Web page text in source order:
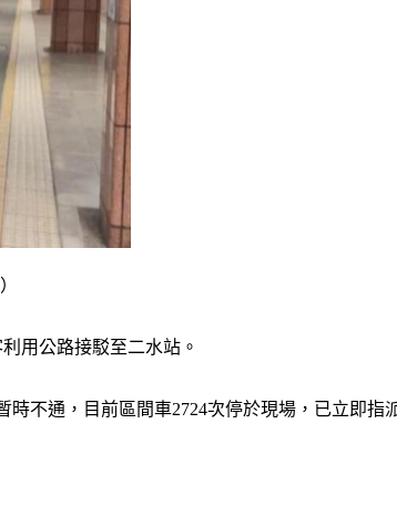
用公路接駁至二水站。
不通，目前區間車2724次停於現場，已立即指